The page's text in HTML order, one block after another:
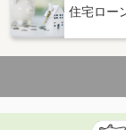
専
栃木県足利市有
住宅ロー